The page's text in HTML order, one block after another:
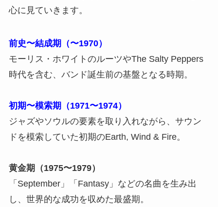
心に見ていきます。
前史〜結成期（〜1970）
モーリス・ホワイトのルーツやThe Salty Peppers
時代を含む、バンド誕生前の基盤となる時期。
初期〜模索期（1971〜1974）
ジャズやソウルの要素を取り入れながら、サウン
ドを模索していた初期のEarth, Wind & Fire。
黄金期（1975〜1979）
「September」「Fantasy」などの名曲を生み出
し、世界的な成功を収めた最盛期。